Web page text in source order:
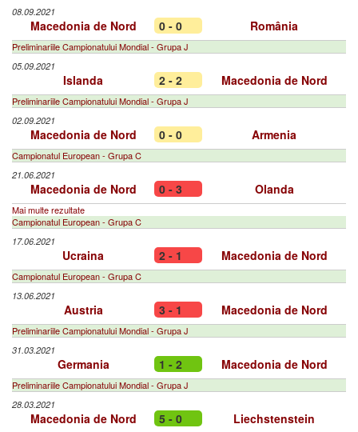
08.09.2021
Macedonia de Nord 0 - 0 România
Preliminariile Campionatului Mondial - Grupa J
05.09.2021
Islanda 2 - 2 Macedonia de Nord
Preliminariile Campionatului Mondial - Grupa J
02.09.2021
Macedonia de Nord 0 - 0 Armenia
Campionatul European - Grupa C
21.06.2021
Macedonia de Nord 0 - 3 Olanda
Mai multe rezultate
Campionatul European - Grupa C
17.06.2021
Ucraina 2 - 1 Macedonia de Nord
Campionatul European - Grupa C
13.06.2021
Austria 3 - 1 Macedonia de Nord
Preliminariile Campionatului Mondial - Grupa J
31.03.2021
Germania 1 - 2 Macedonia de Nord
Preliminariile Campionatului Mondial - Grupa J
28.03.2021
Macedonia de Nord 5 - 0 Liechstenstein